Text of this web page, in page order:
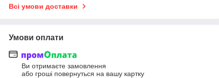
Всі умови доставки
Умови оплати
Ви отримаєте замовлення
або гроші повернуться на вашу картку